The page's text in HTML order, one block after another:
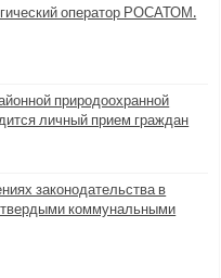
оператор РОСАТОМ.
природоохранной
личный прием граждан
законодательства в
коммунальными